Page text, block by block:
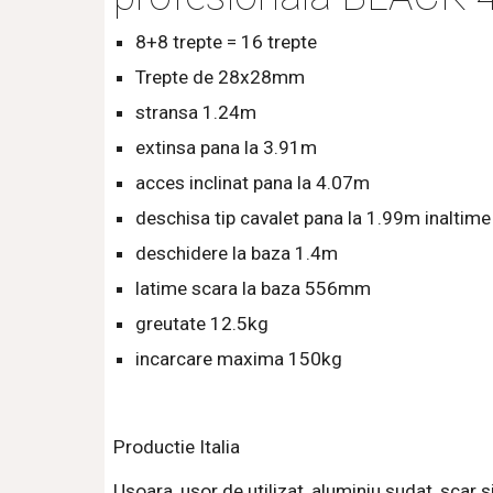
8+8 trepte = 16 trepte
Trepte de 28x28mm
stransa 1.24m
extinsa pana la 3.91m
acces inclinat pana la 4.07m
deschisa tip cavalet pana la 1.99m inaltime
deschidere la baza 1.4m
latime scara la baza 556mm
greutate 12.5kg
incarcare maxima 150kg
Productie Italia